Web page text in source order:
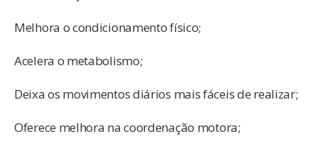
Melhora o condicionamento físico;
Acelera o metabolismo;
Deixa os movimentos diários mais fáceis de realizar;
Oferece melhora na coordenação motora;